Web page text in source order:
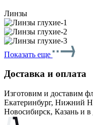
Линзы
Показать еще
Доставка и оплата
Изготовим и доставим
Екатеринбург, Нижний
Новосибирск, Казань и в